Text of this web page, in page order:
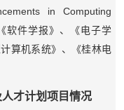
in Computing
软件学报》、《电子学
算机系统》、《桂林电
才计划项目情况